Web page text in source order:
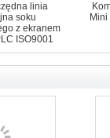
linia
soku
z ekranem
ISO9001